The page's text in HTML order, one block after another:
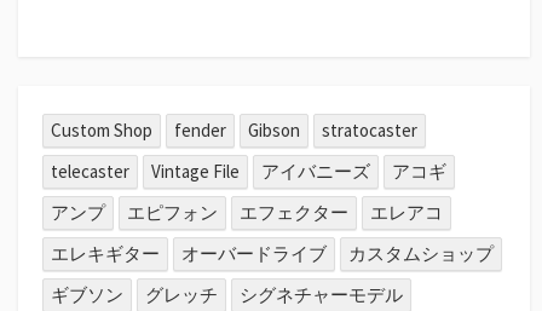
Custom Shop fender Gibson
stratocaster
telecaster
Vintage File アイバニーズ
アコギ
アンプ
エピフォン エフェクター
エレアコ
エレキギター
オーバードライブ
カスタムショップ
ギブソン
グレッチ
シグネチャーモデル